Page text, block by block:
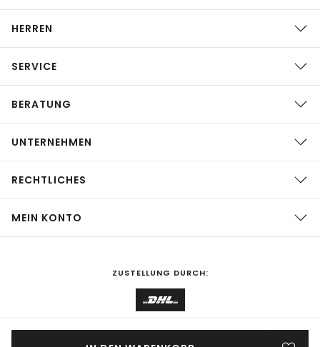
HERREN
SERVICE
BERATUNG
UNTERNEHMEN
RECHTLICHES
MEIN KONTO
ZUSTELLUNG DURCH: